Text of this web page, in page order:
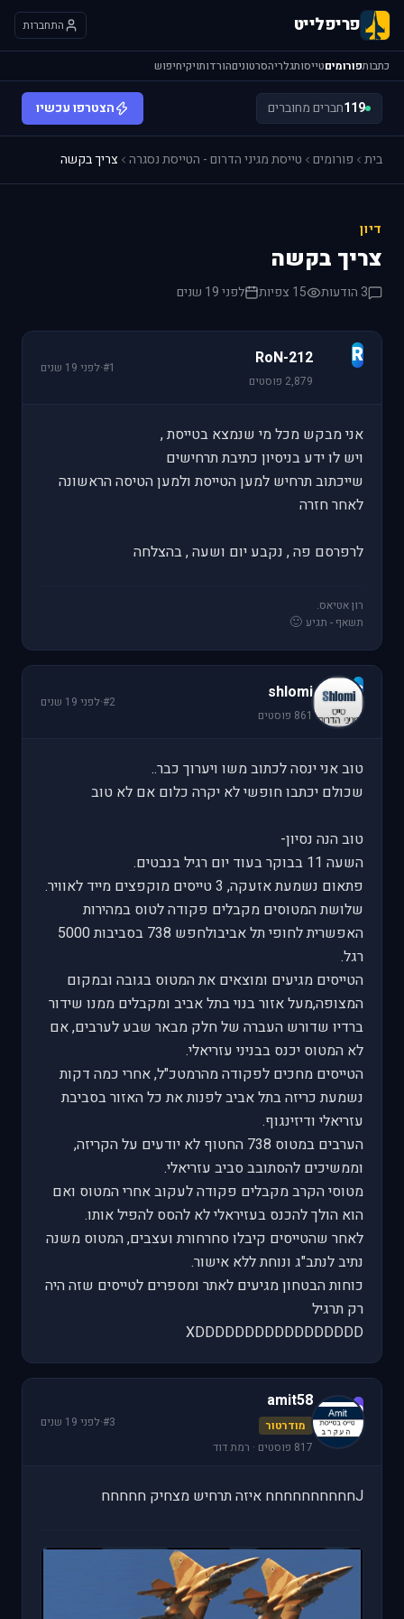
פריפלייט התחברות
כתבותפורומיםטייסותגלריהסרטוניםהורדותויקיחיפוש
119חברים מחוברים הצטרפו עכשיו
בית פורומים טייסת מגיני הדרום - הטייסת נסגרה צריך בקשה
דיון
צריך בקשה
3 הודעות 15 צפיות לפני 19 שנים
R
RoN-212
2,879 פוסטים
#1
·לפני 19 שנים
אני מבקש מכל מי שנמצא בטייסת ,
ויש לו ידע בניסיון כתיבת תרחישים
שייכתוב תרחיש למען הטייסת ולמען הטיסה הראשונה
לאחר חזרה
לרפרסם פה , נקבע יום ושעה , בהצלחה
רון אטיאס.
תשאף - תגיע 🙂
s
shlomi
861 פוסטים
#2
·לפני 19 שנים
טוב אני ינסה לכתוב משו ויערוך כבר..
שכולם יכתבו חופשי לא יקרה כלום אם לא טוב
טוב הנה נסיון-
השעה 11 בבוקר בעוד יום רגיל בנבטים.
פתאום נשמעת אזעקה, 3 טייסים מוקפצים מייד לאוויר.
שלושת המטוסים מקבלים פקודה לטוס במהירות
האפשרית לחופי תל אביבולחפש 738 בסביבות 5000
רגל.
הטייסים מגיעים ומוצאים את המטוס בגובה ובמקום
המצופה,מעל אזור בנוי בתל אביב ומקבלים ממנו שידור
ברדיו שדורש העברה של חלק מבאר שבע לערבים, אם
לא המטוס יכנס בבניני עזריאלי.
הטייסים מחכים לפקודה מהרמטכ"ל, אחרי כמה דקות
נשמעת כריזה בתל אביב לפנות את כל האזור בסביבת
עזריאלי ודיזינגוף.
הערבים במטוס 738 החטוף לא יודעים על הקריזה,
וממשיכים להסתובב סביב עזריאלי.
מטוסי הקרב מקבלים פקודה לעקוב אחרי המטוס ואם
הוא הולך להכנס בעזיראלי לא להסס להפיל אותו.
לאחר שהטייסים קיבלו סחרחורת ועצבים, המטוס משנה
נתיב לנתב"ג ונוחת ללא אישור.
כוחות הבטחון מגיעים לאתר ומספרים לטייסים שזה היה
רק תרגיל
XDDDDDDDDDDDDDDDDD
a
amit58
מודרטור
817 פוסטים · רמת דוד
#3
·לפני 19 שנים
Jחחחחחחחחחח איזה תרחיש מצחיק חחחחח